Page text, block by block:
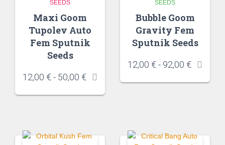
SEEDS
Maxi Goom
Tupolev Auto
Fem Sputnik
Seeds
12,00 €- 50,00 €
SEEDS
Bubble Goom
Gravity Fem
Sputnik Seeds
12,00 €- 92,00 €